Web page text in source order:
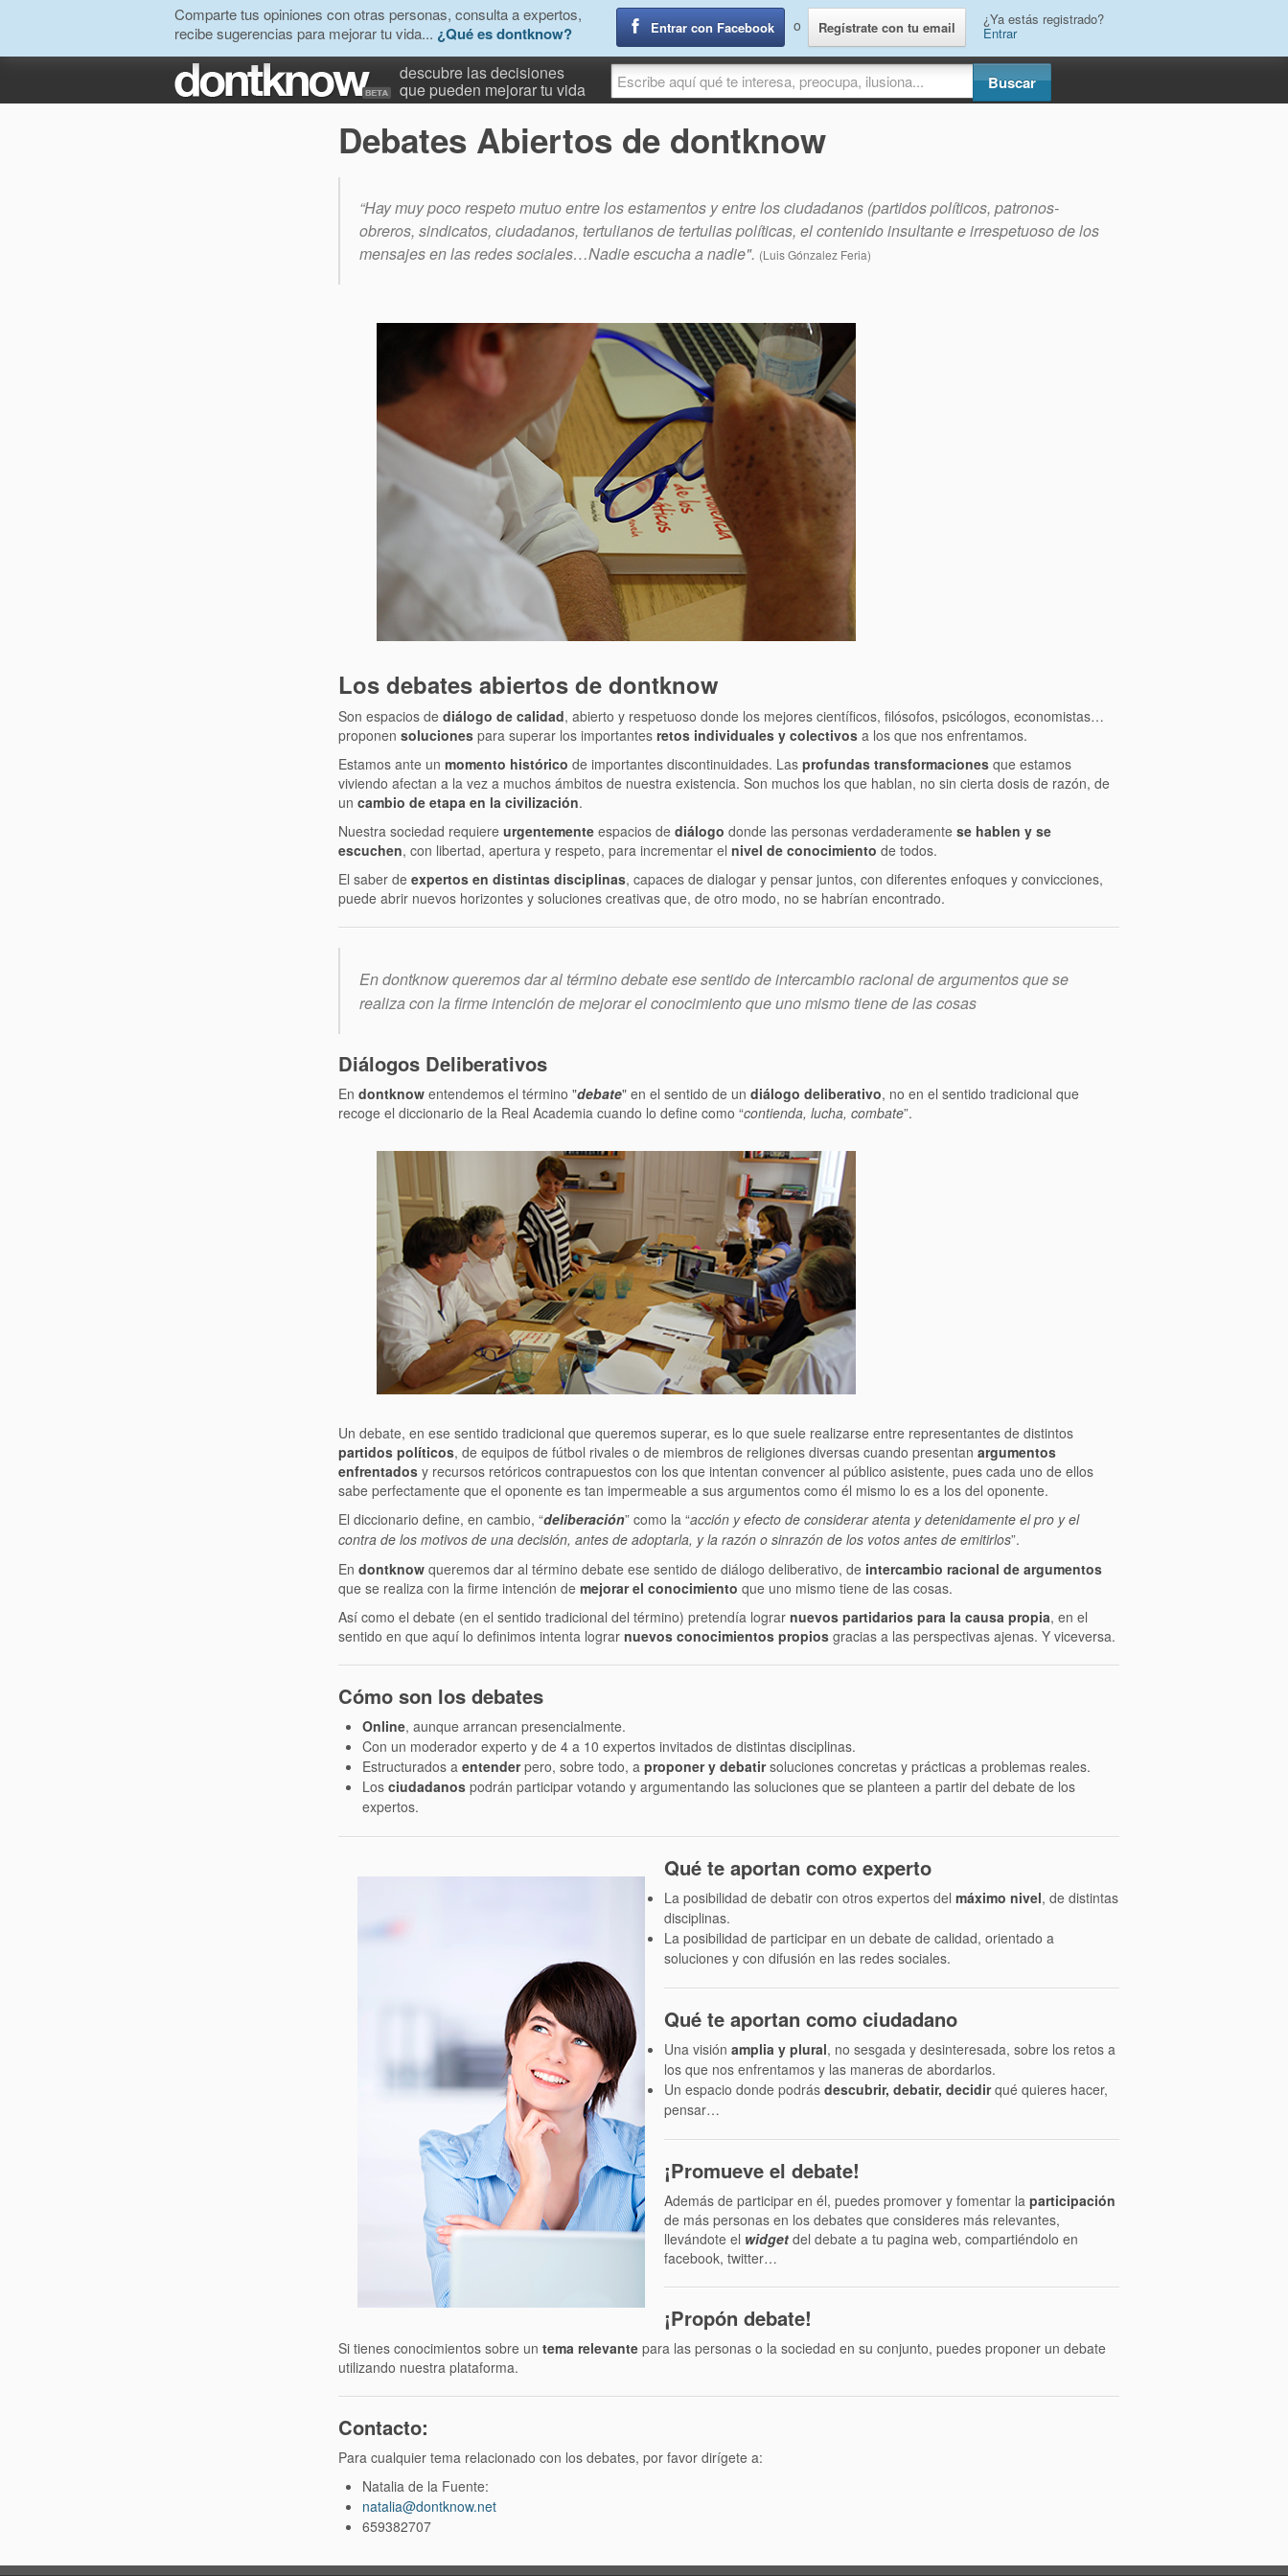
Comparte tus opiniones con otras personas, consulta a expertos,
recibe sugerencias para mejorar tu vida... ¿Qué es dontknow? Entrar con Facebook o Regístrate con tu email ¿Ya estás registrado?
Entrar
descubre las decisiones
que pueden mejorar tu vida
Debates Abiertos de dontknow
“Hay muy poco respeto mutuo entre los estamentos y entre los ciudadanos (partidos políticos, patronos-
obreros, sindicatos, ciudadanos, tertulianos de tertulias políticas, el contenido insultante e irrespetuoso de los
mensajes en las redes sociales…Nadie escucha a nadie". (Luis Gónzalez Feria)
Los debates abiertos de dontknow
Son espacios de diálogo de calidad, abierto y respetuoso donde los mejores científicos, filósofos, psicólogos, economistas…
proponen solucionespara superar los importantes retos individuales y colectivosa los que nos enfrentamos.
Estamos ante un momento histórico de importantes discontinuidades. Las profundas transformacionesque estamos
viviendo afectan a la vez a muchos ámbitos de nuestra existencia. Son muchos los que hablan, no sin cierta dosis de razón, de
un cambio de etapa en la civilización.
Nuestra sociedad requiere urgentementeespacios de diálogo donde las personas verdaderamente se hablen y se
escuchen, con libertad, apertura y respeto, para incrementar el nivel de conocimiento de todos.
El saber de expertos en distintas disciplinas, capaces de dialogar y pensar juntos, con diferentes enfoques y convicciones,
puede abrir nuevos horizontes y soluciones creativas que, de otro modo, no se habrían encontrado.
En dontknow queremos dar al término debate ese sentido de intercambio racional de argumentos que se
realiza con la firme intención de mejorar el conocimiento que uno mismo tiene de las cosas
Diálogos Deliberativos
En dontknow entendemos el término "debate" en el sentido de un diálogo deliberativo, no en el sentido tradicional que
recoge el diccionario de la Real Academia cuando lo define como “contienda, lucha, combate”.
Un debate, en ese sentido tradicional que queremos superar, es lo que suele realizarse entre representantes de distintos
partidos políticos, de equipos de fútbol rivales o de miembros de religiones diversas cuando presentan argumentos
enfrentadosy recursos retóricos contrapuestos con los que intentan convencer al público asistente, pues cada uno de ellos
sabe perfectamente que el oponente es tan impermeable a sus argumentos como él mismo lo es a los del oponente.
El diccionario define, en cambio, “deliberación” como la “acción y efecto de considerar atenta y detenidamente el pro y el
contra de los motivos de una decisión, antes de adoptarla, y la razón o sinrazón de los votos antes de emitirlos”.
En dontknowqueremos dar al término debate ese sentido de diálogo deliberativo, de intercambio racional de argumentos
que se realiza con la firme intención de mejorar el conocimiento que uno mismo tiene de las cosas.
Así como el debate (en el sentido tradicional del término) pretendía lograr nuevos partidarios para la causa propia, en el
sentido en que aquí lo definimos intenta lograr nuevos conocimientos propiosgracias a las perspectivas ajenas. Y viceversa.
Cómo son los debates
Online, aunque arrancan presencialmente.
Con un moderador experto y de 4 a 10 expertos invitados de distintas disciplinas.
Estructurados a entenderpero, sobre todo, a proponer y debatirsoluciones concretas y prácticas a problemas reales.
Los ciudadanospodrán participar votando y argumentando las soluciones que se planteen a partir del debate de los
expertos.
Qué te aportan como experto
La posibilidad de debatir con otros expertos del máximo nivel, de distintas
disciplinas.
La posibilidad de participar en un debate de calidad, orientado a
soluciones y con difusión en las redes sociales.
Qué te aportan como ciudadano
Una visión amplia y plural, no sesgada y desinteresada, sobre los retos a
los que nos enfrentamos y las maneras de abordarlos.
Un espacio donde podrás descubrir, debatir, decidirqué quieres hacer,
pensar…
¡Promueve el debate!
Además de participar en él, puedes promover y fomentar la participación
de más personas en los debates que consideres más relevantes,
llevándote el widget del debate a tu pagina web, compartiéndolo en
facebook, twitter…
¡Propón debate!
Si tienes conocimientos sobre un tema relevantepara las personas o la sociedad en su conjunto, puedes proponer un debate
utilizando nuestra plataforma.
Contacto:
Para cualquier tema relacionado con los debates, por favor dirígete a:
Natalia de la Fuente:
natalia@dontknow.net
659382707